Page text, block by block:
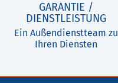
GARANTIE /
DIENSTLEISTUNG
Ein Außendienstteam zu
Ihren Diensten